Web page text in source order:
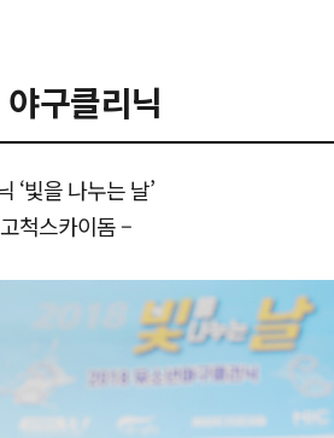
구클리닉
‘빛을 나누는 날’
척스카이돔 –